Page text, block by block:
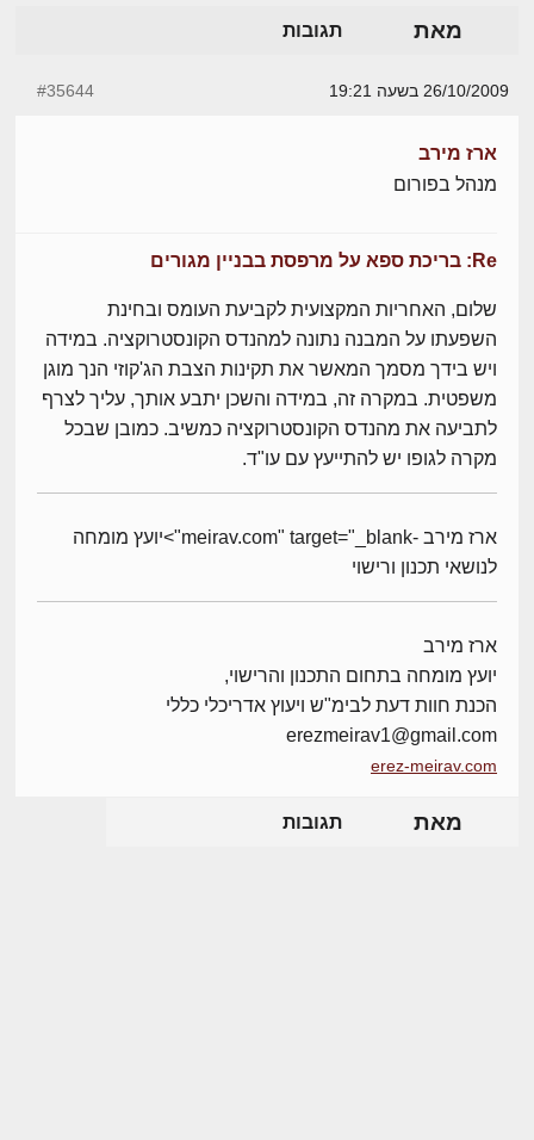
מאת תגובות
26/10/2009 בשעה 19:21 #35644
ארז מירב
מנהל בפורום
Re: בריכת ספא על מרפסת בבניין מגורים
שלום, האחריות המקצועית לקביעת העומס ובחינת
השפעתו על המבנה נתונה למהנדס הקונסטרוקציה. במידה
ויש בידך מסמך המאשר את תקינות הצבת הג'קוזי הנך מוגן
משפטית. במקרה זה, במידה והשכן יתבע אותך, עליך לצרף
לתביעה את מהנדס הקונסטרוקציה כמשיב. כמובן שבכל
מקרה לגופו יש להתייעץ עם עו"ד.
ארז מירב -meirav.com" target="_blank">יועץ מומחה
לנושאי תכנון ורישוי
ארז מירב
יועץ מומחה בתחום התכנון והרישוי,
הכנת חוות דעת לבימ"ש ויעוץ אדריכלי כללי
erezmeirav1@gmail.com
erez-meirav.com
מאת תגובות